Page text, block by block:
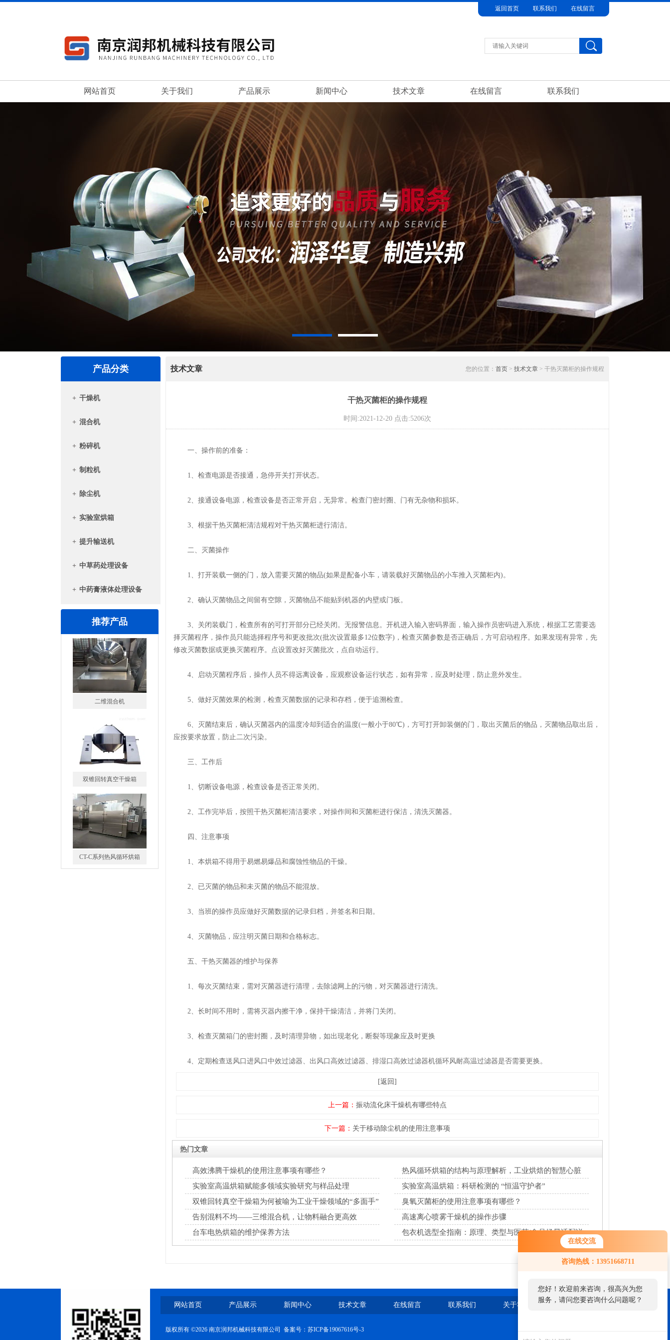
在线交流
咨询热线：13951668711
您好！欢迎前来咨询，很高兴为您
服务，请问您要咨询什么问题呢？
了需求产品，您可以直接在线与我
返回首页 联系我们 在线留言
网站首页 关于我们 产品展示 新闻中心 技术文章 在线留言 联系我们
产品分类
+ 干燥机
+ 混合机
+ 粉碎机
+ 制粒机
+ 除尘机
+ 实验室烘箱
+ 提升输送机
+ 中草药处理设备
+ 中药膏液体处理设备
推荐产品
双锥回转真空干燥箱
CT-C系列热风循环烘箱
FZG-系列真空干燥箱
摇摆式制粒机
技术文章 您的位置： 首页 > 技术文章 > 干热灭菌柜的操作规程
干热灭菌柜的操作规程
时间:2021-12-20 点击:5206次
一、操作前的准备：
1、检查电源是否接通，急停开关打开状态。
2、接通设备电源，检查设备是否正常开启，无异常。检查门密封圈、门有无杂物和损坏。
3、根据干热灭菌柜清洁规程对干热灭菌柜进行清洁。
二、灭菌操作
1、打开装载一侧的门，放入需要灭菌的物品(如果是配备小车，请装载好灭菌物品的小车推入灭菌柜内)。
2、确认灭菌物品之间留有空隙，灭菌物品不能贴到机器的内壁或门板。
3、关闭装载门，检查所有的可打开部分已经关闭。无报警信息。开机进入输入密码界面，输入操作员密码进入系统，根据工艺需要选
择灭菌程序，操作员只能选择程序号和更改批次(批次设置最多12位数字)，检查灭菌参数是否正确后，方可启动程序。如果发现有异常，先
修改灭菌数据或更换灭菌程序。点设置改好灭菌批次，点自动运行。
4、启动灭菌程序后，操作人员不得远离设备，应观察设备运行状态，如有异常，应及时处理，防止意外发生。
5、做好灭菌效果的检测，检查灭菌数据的记录和存档，便于追溯检查。
6、灭菌结束后，确认灭菌器内的温度冷却到适合的温度(一般小于80℃)，方可打开卸装侧的门，取出灭菌后的物品，灭菌物品取出后，
应按要求放置，防止二次污染。
三、工作后
1、切断设备电源，检查设备是否正常关闭。
2、工作完毕后，按照干热灭菌柜清洁要求，对操作间和灭菌柜进行保洁，清洗灭菌器。
四、注意事项
1、本烘箱不得用于易燃易爆品和腐蚀性物品的干燥。
2、已灭菌的物品和未灭菌的物品不能混放。
3、当班的操作员应做好灭菌数据的记录归档，并签名和日期。
4、灭菌物品，应注明灭菌日期和合格标志。
五、干热灭菌器的维护与保养
1、每次灭菌结束，需对灭菌器进行清理，去除滤网上的污物，对灭菌器进行清洗。
2、长时间不用时，需将灭器内擦干净，保持干燥清洁，并将门关闭。
3、检查灭菌箱门的密封圈，及时清理异物，如出现老化，断裂等现象应及时更换
4、定期检查送风口进风口中效过滤器、出风口高效过滤器、排湿口高效过滤器机循环风耐高温过滤器是否需要更换。
[返回]
上一篇： 振动流化床干燥机有哪些特点
下一篇： 关于移动除尘机的使用注意事项
热门文章
高效沸腾干燥机的使用注意事项有哪些？
热风循环烘箱的结构与原理解析，工业烘焙的智慧心脏
实验室高温烘箱赋能多领域实验研究与样品处理
实验室高温烘箱：科研检测的 “恒温守护者”
双锥回转真空干燥箱为何被喻为工业干燥领域的“多面手”
臭氧灭菌柜的使用注意事项有哪些？
告别混料不均——三维混合机，让物料融合更高效
高速离心喷雾干燥机的操作步骤
台车电热烘箱的维护保养方法
包衣机选型全指南：原理、类型与医药/食品场景适配详
解​
网站首页 产品展示 新闻中心 技术文章 在线留言 联系我们 关于我们 站点地图
版权所有 ©2026 南京润邦机械科技有限公司 备案号： 苏ICP备19067616号-3